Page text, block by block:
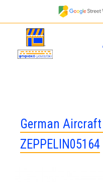
German
ZEPPELIN05164